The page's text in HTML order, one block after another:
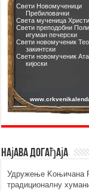
Најава догађаја
Удружење Kоњичана
традиционалну